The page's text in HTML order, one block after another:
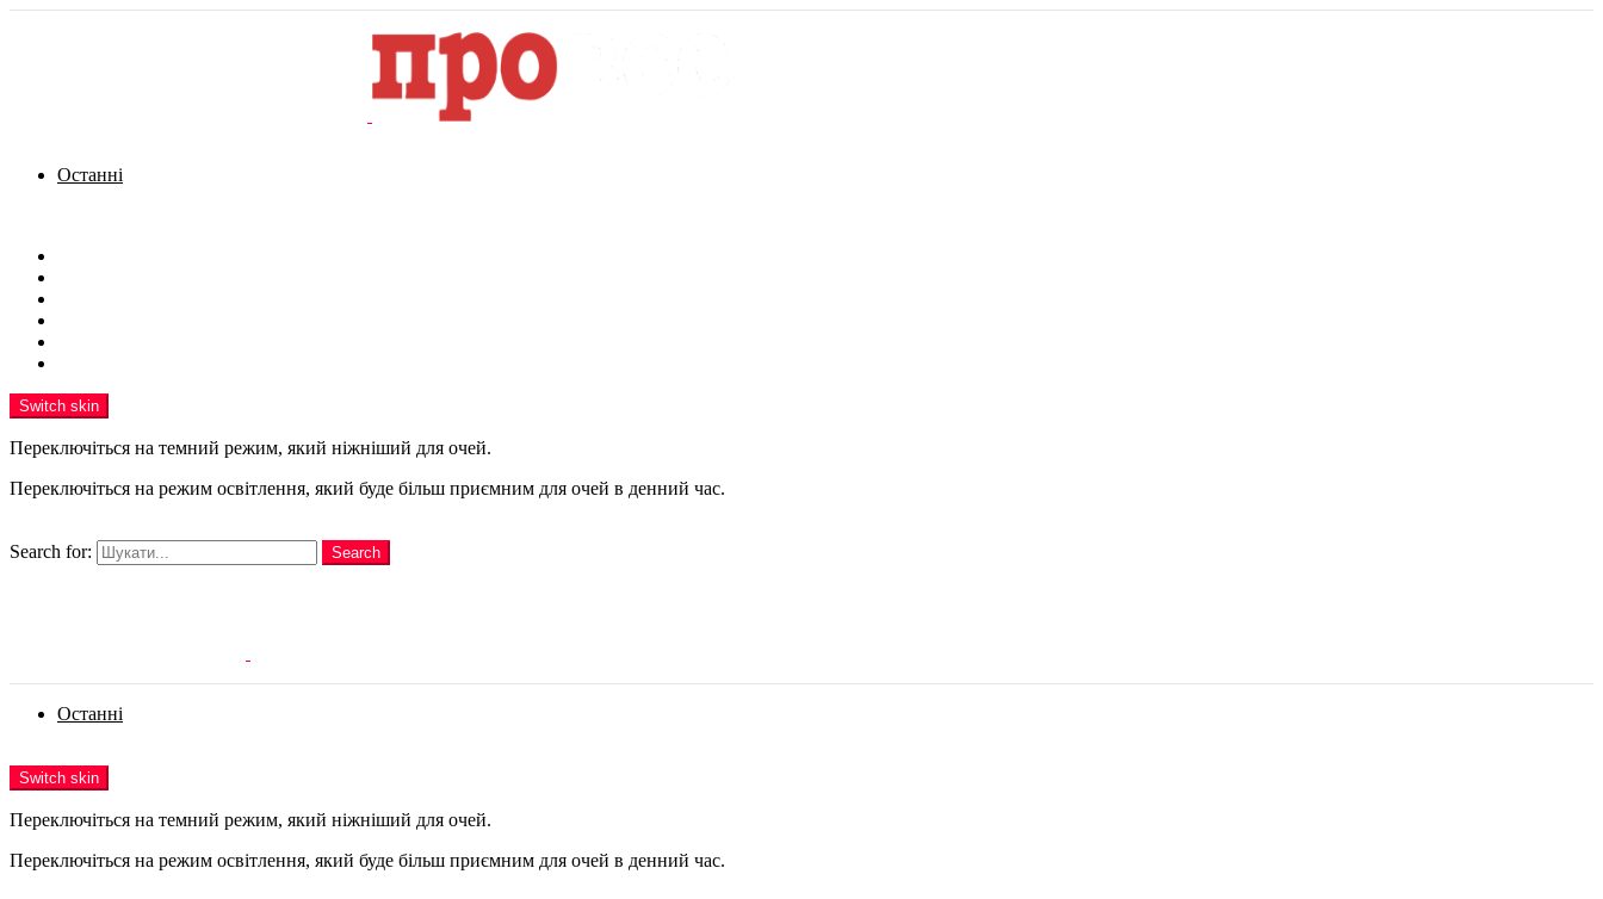
Останні
Switch skin
Переключіться на темний режим, який ніжніший для очей.
Переключіться на режим освітлення, який буде більш приємним для очей в денний час.
Search for:
Search
Останні
Switch skin
Переключіться на темний режим, який ніжніший для очей.
Переключіться на режим освітлення, який буде більш приємним для очей в денний час.